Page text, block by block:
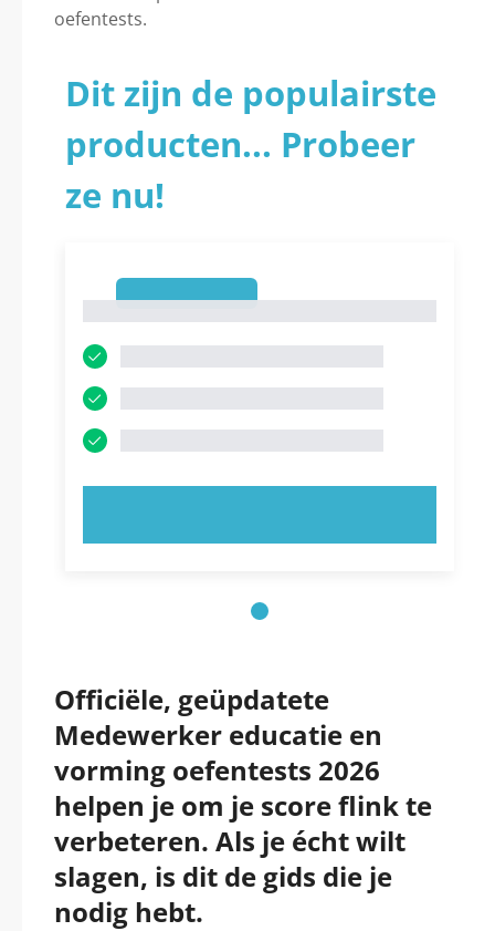
oefentests.
Dit zijn de populairste
producten... Probeer
ze nu!
Officiële, geüpdatete
Medewerker educatie en
vorming oefentests 2026
helpen je om je score flink te
verbeteren. Als je écht wilt
slagen, is dit de gids die je
nodig hebt.